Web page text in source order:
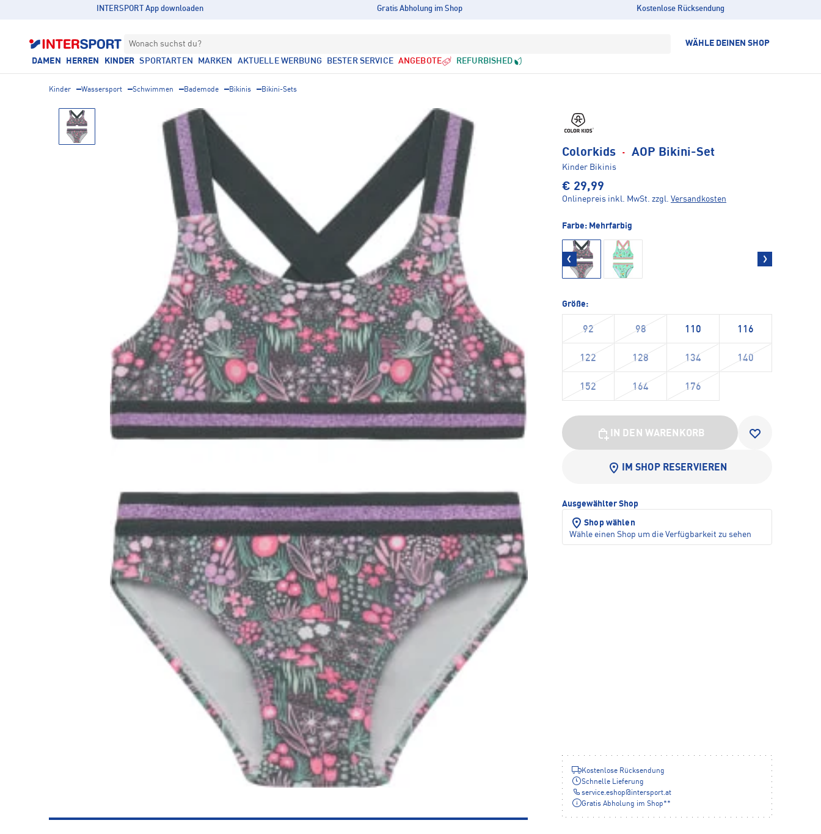
INTERSPORT App downloaden Gratis Abholung im Shop Kostenlose Rücksendung
Wonach suchst du? WÄHLE DEINEN SHOP
DAMEN HERREN KINDER SPORTARTEN MARKEN AKTUELLE WERBUNG BESTER SERVICE ANGEBOTE REFURBISHED
Kinder Wassersport Schwimmen Bademode Bikinis Bikini-Sets
Colorkids · AOP Bikini-Set
Kinder Bikinis
€ 29,99
Onlinepreis inkl. MwSt. zzgl. Versandkosten
Farbe: Mehrfarbig
Größe:
92 98 110 116
122 128 134 140
152 164 176
IN DEN WARENKORB
IM SHOP RESERVIEREN
Ausgewählter Shop
Shop wählen
Wähle einen Shop um die Verfügbarkeit zu sehen
Kostenlose Rücksendung
Schnelle Lieferung
service.eshop@intersport.at
Gratis Abholung im Shop**